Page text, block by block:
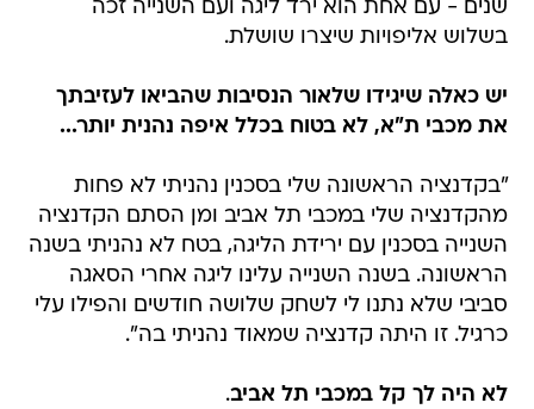
שנים - עם אחת הוא ירד ליגה ועם השנייה זכה
בשלוש אליפויות שיצרו שושלת.
יש כאלה שיגידו שלאור הנסיבות שהביאו לעזיבתך
את מכבי ת"א, לא בטוח בכלל איפה נהנית יותר...
"בקדנציה הראשונה שלי בסכנין נהניתי לא פחות
מהקדנציה שלי במכבי תל אביב ומן הסתם הקדנציה
השנייה בסכנין עם ירידת הליגה, בטח לא נהניתי בשנה
הראשונה. בשנה השנייה עלינו ליגה אחרי הסאגה
סביבי שלא נתנו לי לשחק שלושה חודשים והפילו עלי
כרגיל. זו היתה קדנציה שמאוד נהניתי בה".
לא היה לך קל במכבי תל אביב.